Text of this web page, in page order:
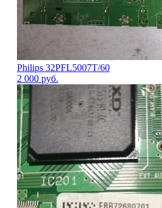
Philips 32PFL5007T/60
2 000 руб.